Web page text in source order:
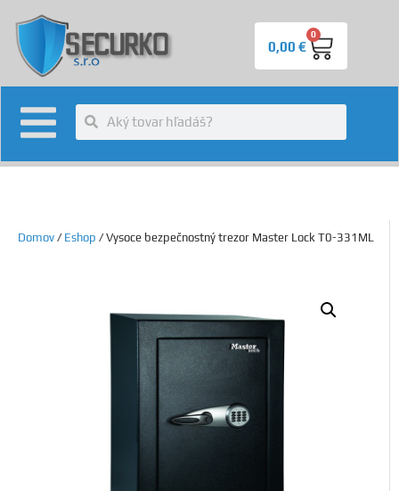
0,00€
0
Domov / Eshop / Vysoce bezpečnostný trezor Master Lock T0-331ML